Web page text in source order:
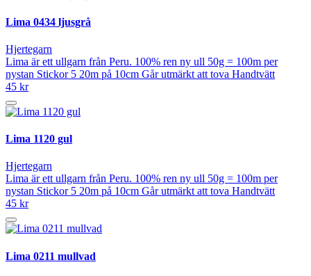
Lima 0434 ljusgrå
Hjertegarn
Lima är ett ullgarn från Peru. 100% ren ny ull 50g = 100m per
nystan Stickor 5 20m på 10cm Går utmärkt att tova Handtvätt
45 kr
Lima 1120 gul
Hjertegarn
Lima är ett ullgarn från Peru. 100% ren ny ull 50g = 100m per
nystan Stickor 5 20m på 10cm Går utmärkt att tova Handtvätt
45 kr
Lima 0211 mullvad